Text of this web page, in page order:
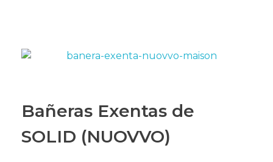
Bañeras Exentas de
SOLID (NUOVVO)